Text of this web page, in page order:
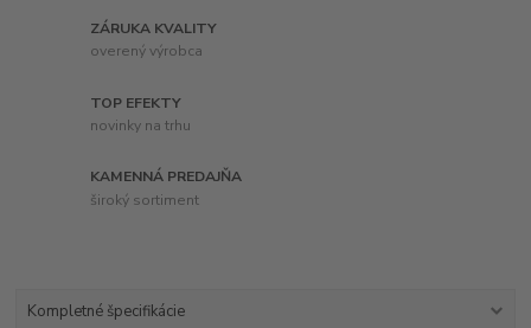
ZÁRUKA KVALITY
overený výrobca
TOP EFEKTY
novinky na trhu
KAMENNÁ PREDAJŇA
široký sortiment
Kompletné špecifikácie